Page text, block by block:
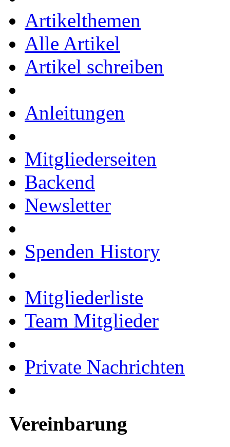
Artikelthemen
Alle Artikel
Artikel schreiben
Anleitungen
Mitgliederseiten
Backend
Newsletter
Spenden History
Mitgliederliste
Team Mitglieder
Private Nachrichten
Vereinbarung